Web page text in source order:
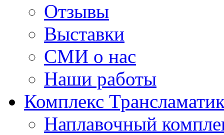
Отзывы
Выставки
СМИ о нас
Наши работы
Комплекс
Наплавочный